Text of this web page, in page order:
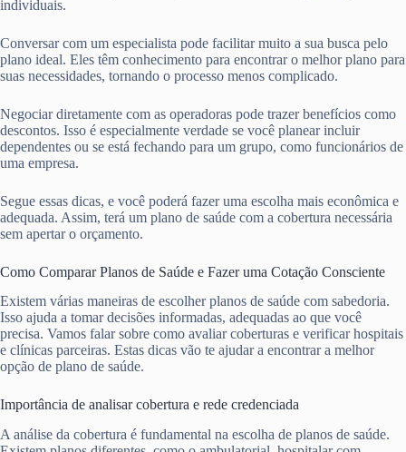
individuais.
Conversar com um especialista pode facilitar muito a sua busca pelo
plano ideal. Eles têm conhecimento para encontrar o melhor plano para
suas necessidades, tornando o processo menos complicado.
Negociar diretamente com as operadoras pode trazer benefícios como
descontos. Isso é especialmente verdade se você planear incluir
dependentes ou se está fechando para um grupo, como funcionários de
uma empresa.
Segue essas dicas, e você poderá fazer uma escolha mais econômica e
adequada. Assim, terá um plano de saúde com a cobertura necessária
sem apertar o orçamento.
Como Comparar Planos de Saúde e Fazer uma Cotação Consciente
Existem várias maneiras de escolher planos de saúde com sabedoria.
Isso ajuda a tomar decisões informadas, adequadas ao que você
precisa. Vamos falar sobre como avaliar coberturas e verificar hospitais
e clínicas parceiras. Estas dicas vão te ajudar a encontrar a melhor
opção de plano de saúde.
Importância de analisar cobertura e rede credenciada
A análise da cobertura é fundamental na escolha de planos de saúde.